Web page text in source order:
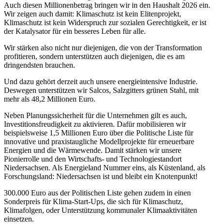
Auch diesen Millionenbetrag bringen wir in den Haushalt 2026 ein.
Wir zeigen auch damit: Klimaschutz ist kein Elitenprojekt,
Klimaschutz ist kein Widerspruch zur sozialen Gerechtigkeit, er ist
der Katalysator für ein besseres Leben für alle.
Wir stärken also nicht nur diejenigen, die von der Transformation
profitieren, sondern unterstützen auch diejenigen, die es am
dringendsten brauchen.
Und dazu gehört derzeit auch unsere energieintensive Industrie.
Deswegen unterstützen wir Salcos, Salzgitters grünen Stahl, mit
mehr als 48,2 Millionen Euro.
Neben Planungssicherheit für die Unternehmen gilt es auch,
Investitionsfreudigkeit zu aktivieren. Dafür mobilisieren wir
beispielsweise 1,5 Millionen Euro über die Politische Liste für
innovative und praxistaugliche Modellprojekte für erneuerbare
Energien und die Wärmewende. Damit stärken wir unsere
Pionierrolle und den Wirtschafts- und Technologiestandort
Niedersachsen. Als Energieland Nummer eins, als Küstenland, als
Forschungsland: Niedersachsen ist und bleibt ein Knotenpunkt!
300.000 Euro aus der Politischen Liste gehen zudem in einen
Sonderpreis für Klima-Start-Ups, die sich für Klimaschutz,
Klimafolgen, oder Unterstützung kommunaler Klimaaktivitäten
einsetzen.